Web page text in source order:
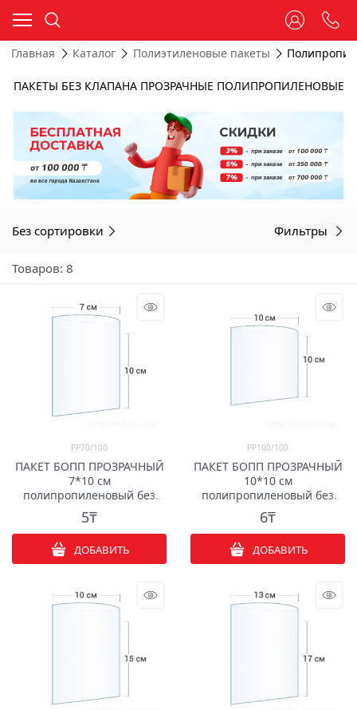
Главная Каталог Полиэтиленовые пакеты
ПАКЕТЫ БЕЗ КЛАПАНА ПРОЗРАЧНЫЕ ПОЛИПРОПИЛЕНОВЫЕ
Без сортировки Фильтры
Товаров: 8
PP70/100
ПАКЕТ БОПП ПРОЗРАЧНЫЙ
7*10 см
полипропиленовый без
клапана
5₸
ДОБАВИТЬ
PP100/100
ПАКЕТ БОПП ПРОЗРАЧНЫЙ
10*10 см
полипропиленовый без
клапана
6₸
ДОБАВИТЬ